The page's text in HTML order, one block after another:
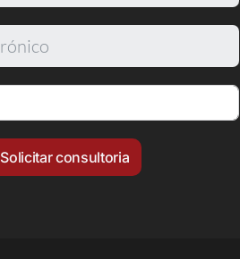
Solicitar consultoria